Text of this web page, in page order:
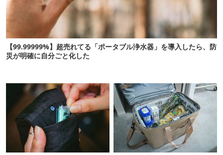
【99.99999%】超売れてる「ポータブル浄水器」を導入したら、防
災が明確に自分ごと化した